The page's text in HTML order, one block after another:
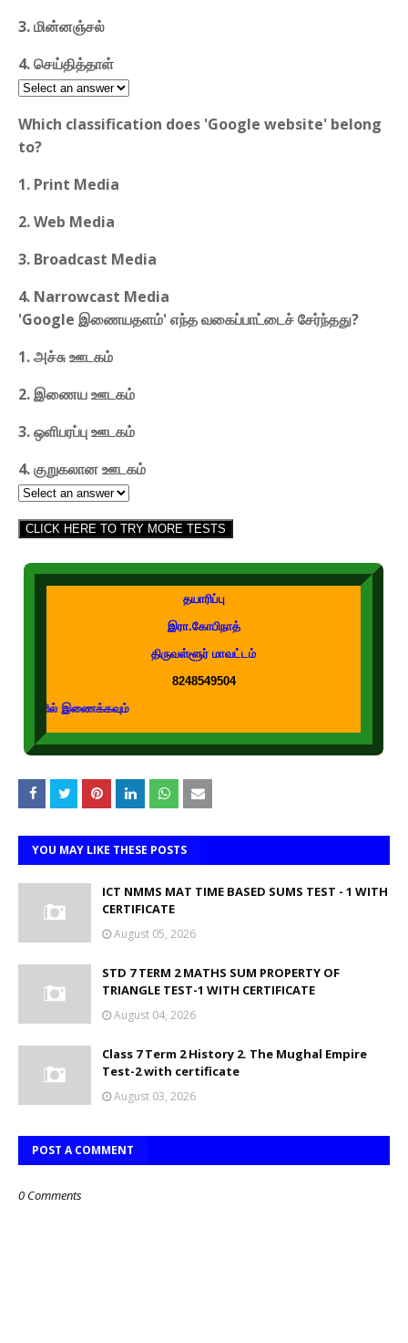
3. மின்னஞ்சல்
4. செய்தித்தாள்
Which classification does 'Google website' belong
to?
1. Print Media
2. Web Media
3. Broadcast Media
4. Narrowcast Media
'Google இணையதளம்' எந்த வகைப்பாட்டைச் சேர்ந்தது?
1. அச்சு ஊடகம்
2. இணைய ஊடகம்
3. ஒளிபரப்பு ஊடகம்
4. குறுகலான ஊடகம்
CLICK HERE TO TRY MORE TESTS
தயாரிப்பு
இரா.கோபிநாத்
திருவள்ளூர் மாவட்டம்
8248549504
YOU MAY LIKE THESE POSTS
ICT NMMS MAT TIME BASED SUMS TEST - 1 WITH
CERTIFICATE
August 05, 2026
STD 7 TERM 2 MATHS SUM PROPERTY OF
TRIANGLE TEST-1 WITH CERTIFICATE
August 04, 2026
Class 7 Term 2 History 2. The Mughal Empire
Test-2 with certificate
August 03, 2026
POST A COMMENT
0 Comments